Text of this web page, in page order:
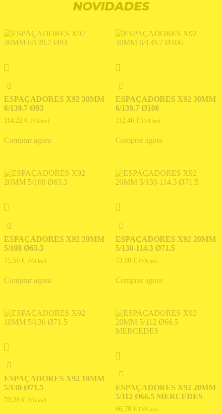
NOVIDADES
ESPAÇADORES X92 30MM
6/139.7 Ø93
114,22 € IVA incl.
Comprar agora
ESPAÇADORES X92 30MM
6/139.7 Ø106
112,46 € IVA incl.
Comprar agora
ESPAÇADORES X92 20MM
5/108 Ø63.3
75,56 € IVA incl.
Comprar agora
ESPAÇADORES X92 20MM
5/130-114.3 Ø71.5
73,80 € IVA incl.
Comprar agora
ESPAÇADORES X92 18MM
5/130 Ø71.5
70,28 € IVA incl.
ESPAÇADORES X92 20MM
5/112 Ø66.5 MERCEDES
66,78 € IVA incl.